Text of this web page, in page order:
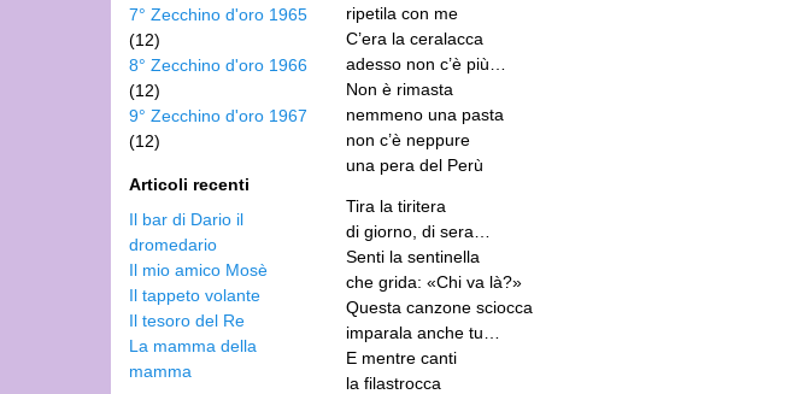
ripetila con me
C’era la ceralacca
adesso non c’è più…
Non è rimasta
nemmeno una pasta
non c’è neppure
una pera del Perù
Tira la tiritera
di giorno, di sera…
Senti la sentinella
che grida: «Chi va là?»
Questa canzone sciocca
imparala anche tu…
E mentre canti
la filastrocca
7° Zecchino d'oro 1965
(12)
8° Zecchino d'oro 1966
(12)
9° Zecchino d'oro 1967
(12)
Articoli recenti
Il bar di Dario il
dromedario
Il mio amico Mosè
Il tappeto volante
Il tesoro del Re
La mamma della
mamma